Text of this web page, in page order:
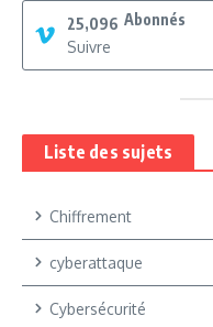
25,096 Abonnés
Suivre
Liste des sujets
Chiffrement
cyberattaque
Cybersécurité